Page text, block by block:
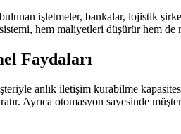
işletmeler, bankalar, lojistik
hem maliyetleri düşürür hem de
Faydaları
anlık iletişim kurabilme
Ayrıca otomasyon sayesinde